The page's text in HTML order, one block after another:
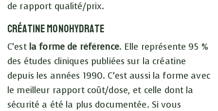
de rapport qualité/prix.
Créatine monohydrate
C’est la forme de référence. Elle représente 95 %
des études cliniques publiées sur la créatine
depuis les années 1990. C’est aussi la forme avec
le meilleur rapport coût/dose, et celle dont la
sécurité a été la plus documentée. Si vous